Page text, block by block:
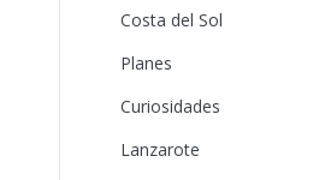
Costa del Sol
Planes
Curiosidades
Lanzarote